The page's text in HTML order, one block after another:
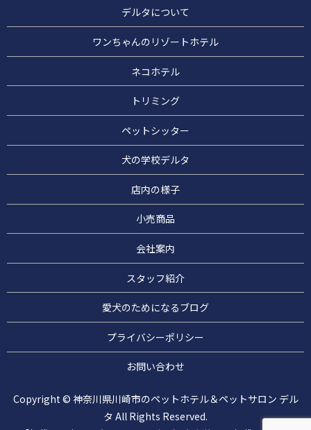
デルタについて
ワンちゃんのリゾートホテル
ネコホテル
トリミング
ペットシッター
犬の学校デルタ
店内の様子
小売商品
会社案内
スタッフ紹介
愛犬のためになるブログ
プライバシーポリシー
お問い合わせ
Copyright © 神奈川県川崎市のペットホテル＆ペットサロン デル
タ All Rights Reserved.